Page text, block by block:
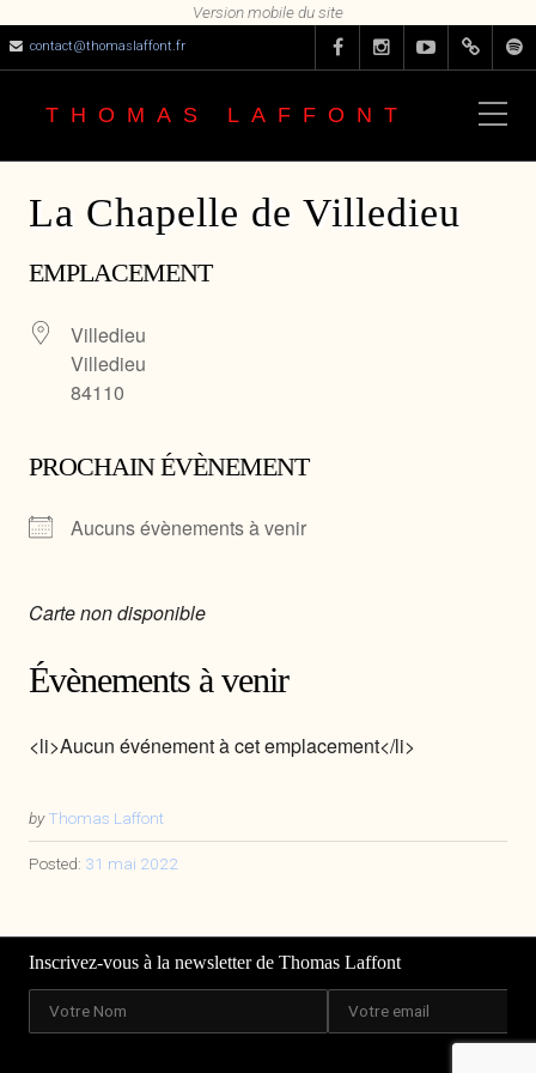
contact@thomaslaffont.fr
THOMAS LAFFONT
La Chapelle de Villedieu
EMPLACEMENT
Villedieu
Villedieu
84110
PROCHAIN ÉVÈNEMENT
Aucuns évènements à venir
Carte non disponible
Évènements à venir
<li>Aucun événement à cet emplacement</li>
by Thomas Laffont
Posted: 31 mai 2022
Inscrivez-vous à la newsletter de Thomas Laffont